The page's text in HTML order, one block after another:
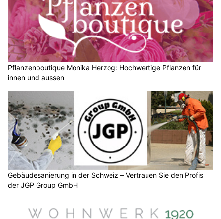
Pflanzenboutique Monika Herzog: Hochwertige Pflanzen für
innen und aussen
Gebäudesanierung in der Schweiz – Vertrauen Sie den Profis
der JGP Group GmbH